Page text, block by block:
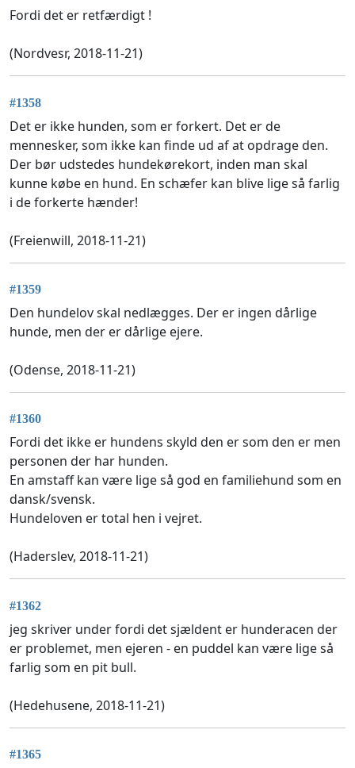
Fordi det er retfærdigt !
(Nordvesr, 2018-11-21)
#1358
Det er ikke hunden, som er forkert. Det er de
mennesker, som ikke kan finde ud af at opdrage den.
Der bør udstedes hundekørekort, inden man skal
kunne købe en hund. En schæfer kan blive lige så farlig
i de forkerte hænder!
(Freienwill, 2018-11-21)
#1359
Den hundelov skal nedlægges. Der er ingen dårlige
hunde, men der er dårlige ejere.
(Odense, 2018-11-21)
#1360
Fordi det ikke er hundens skyld den er som den er men
personen der har hunden.
En amstaff kan være lige så god en familiehund som en
dansk/svensk.
Hundeloven er total hen i vejret.
(Haderslev, 2018-11-21)
#1362
jeg skriver under fordi det sjældent er hunderacen der
er problemet, men ejeren - en puddel kan være lige så
farlig som en pit bull.
(Hedehusene, 2018-11-21)
#1365